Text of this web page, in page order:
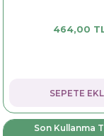
464,00
SEPETE
Son Kullanma